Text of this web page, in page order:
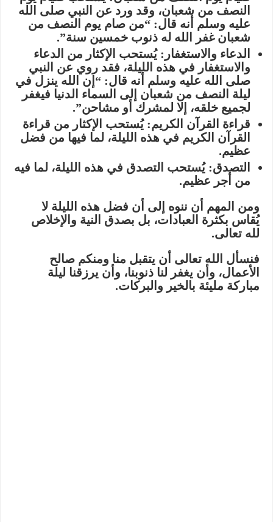
النصف من شعبان، وقد ورد عن النبي صلى الله
عليه وسلم أنه قال:“من صام يوم النصف من
شعبان غفر الله له ذنوب خمسين سنة”.
الدعاء والاستغفار: يُستحب الإكثار من الدعاء
والاستغفار في هذه الليلة، فقد روي عن النبي
صلى الله عليه وسلم أنه قال:“إن الله ينزل في
ليلة النصف من شعبان إلى السماء الدنيا فيغفر
لجميع خلقه، إلا لمشرك أو مشاحن”.
قراءة القرآن الكريم: يُستحب الإكثار من قراءة
القرآن الكريم في هذه الليلة، لما فيها من فضل
عظيم.
التصدق: يُستحب التصدق في هذه الليلة، لما فيه
من أجر عظيم.
ومن المهم أن ننوه إلى أن فضل هذه الليلة لا
يُقاس بكثرة العبادات، بل بصدق النية والإخلاص
لله تعالى.
فنسأل الله تعالى أن يتقبل منا ومنكم صالح
الأعمال، وأن يغفر لنا ذنوبنا، وأن يرزقنا ليلة
مباركة مليئة بالخير والبركات.